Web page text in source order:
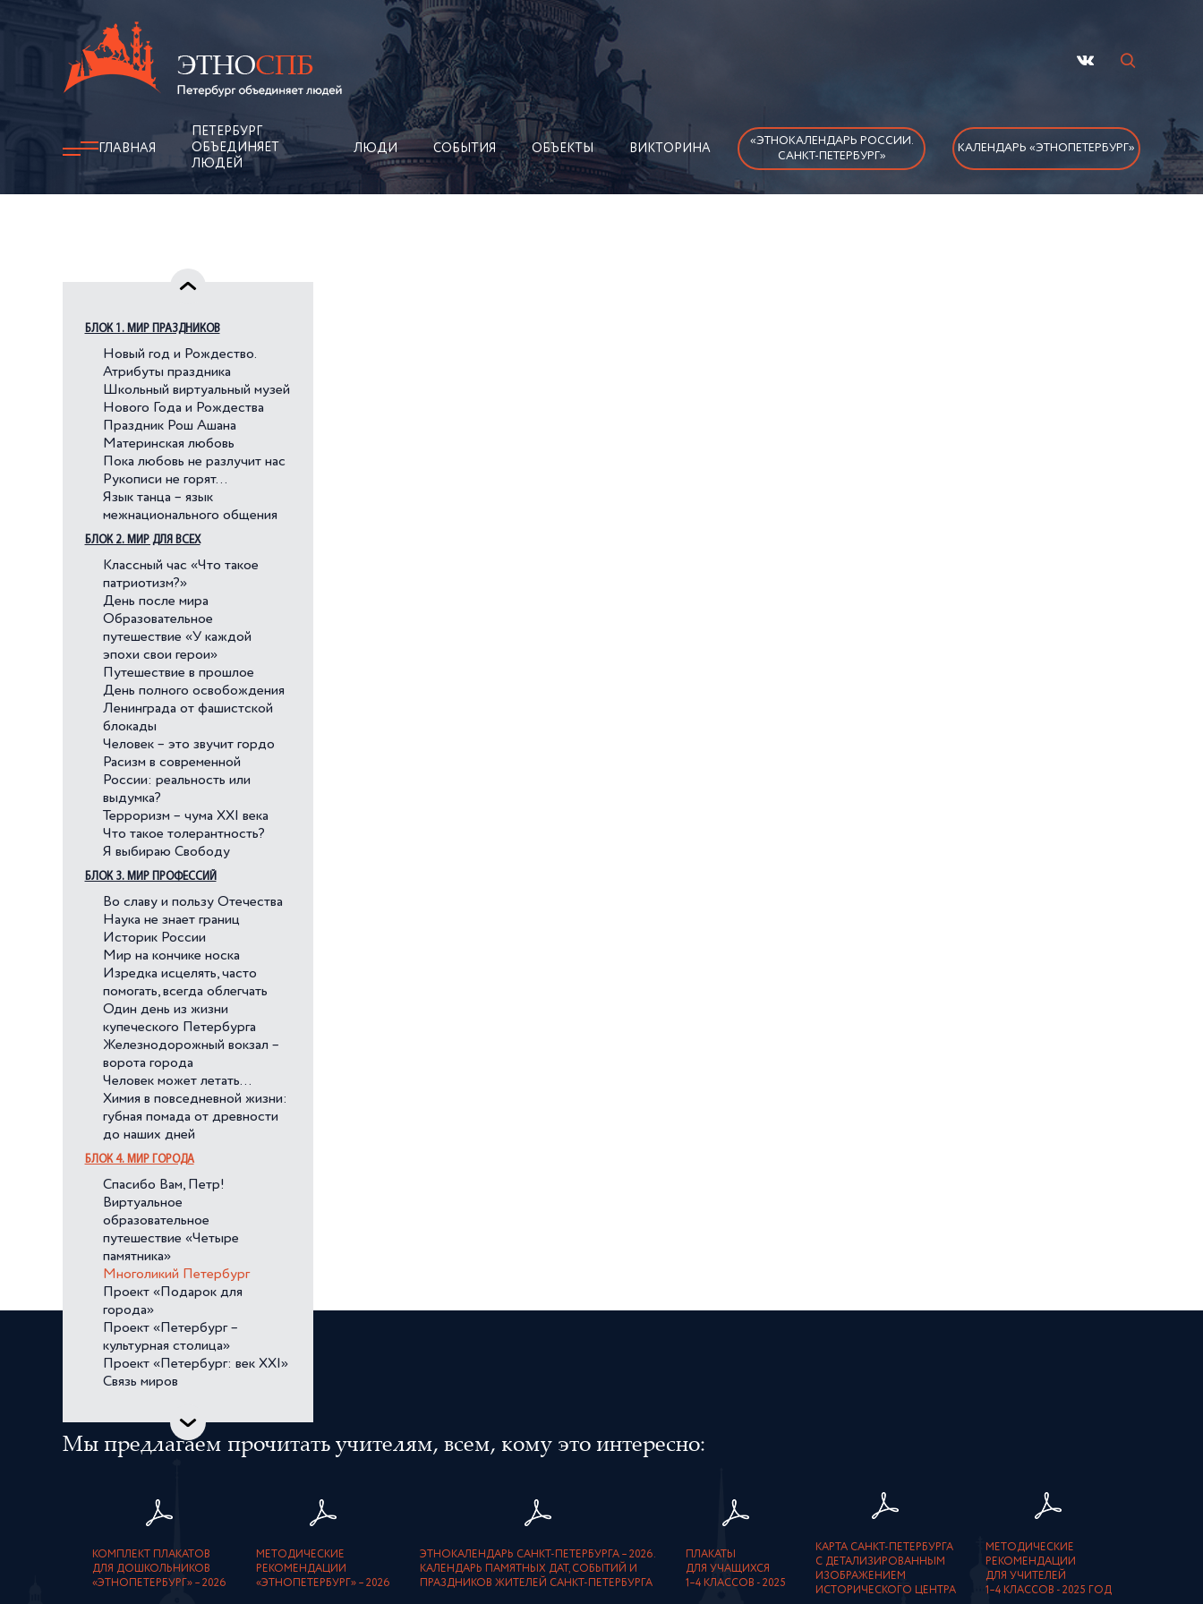
ГЛАВНАЯ
ПЕТЕРБУРГ
ОБЪЕДИНЯЕТ
ЛЮДЕЙ
ЛЮДИ СОБЫТИЯ ОБЪЕКТЫ ВИКТОРИНА
«ЭТНОКАЛЕНДАРЬ РОССИИ.
САНКТ-ПЕТЕРБУРГ»
КАЛЕНДАРЬ «ЭТНОПЕТЕРБУРГ»
БЛОК 1. МИР ПРАЗДНИКОВ
Новый год и Рождество.
Атрибуты праздника
Школьный виртуальный музей
Нового Года и Рождества
Праздник Рош Ашана
Материнская любовь
Пока любовь не разлучит нас
Рукописи не горят…
Язык танца – язык
межнационального общения
БЛОК 2. МИР ДЛЯ ВСЕХ
Классный час «Что такое
патриотизм?»
День после мира
Образовательное
путешествие «У каждой
эпохи свои герои»
Путешествие в прошлое
День полного освобождения
Ленинграда от фашистской
блокады
Человек – это звучит гордо
Расизм в современной
России: реальность или
выдумка?
Терроризм – чума XXI века
Что такое толерантность?
Я выбираю Свободу
БЛОК 3. МИР ПРОФЕССИЙ
Во славу и пользу Отечества
Наука не знает границ
Историк России
Мир на кончике носка
Изредка исцелять, часто
помогать, всегда облегчать
Один день из жизни
купеческого Петербурга
Железнодорожный вокзал –
ворота города
Человек может летать…
Химия в повседневной жизни:
губная помада от древности
до наших дней
БЛОК 4. МИР ГОРОДА
Спасибо Вам, Петр!
Виртуальное
образовательное
путешествие «Четыре
памятника»
Многоликий Петербург
Проект «Подарок для
города»
Проект «Петербург –
культурная столица»
Проект «Петербург: век XXI»
Связь миров
Мы предлагаем прочитать учителям, всем, кому это интересно:
КОМПЛЕКТ ПЛАКАТОВ
ДЛЯ ДОШКОЛЬНИКОВ
«ЭТНОПЕТЕРБУРГ» – 2026
МЕТОДИЧЕСКИЕ
РЕКОМЕНДАЦИИ
«ЭТНОПЕТЕРБУРГ» – 2026
ЭТНОКАЛЕНДАРЬ САНКТ-ПЕТЕРБУРГА – 2026.
КАЛЕНДАРЬ ПАМЯТНЫХ ДАТ, СОБЫТИЙ И
ПРАЗДНИКОВ ЖИТЕЛЕЙ САНКТ-ПЕТЕРБУРГА
ПЛАКАТЫ
ДЛЯ УЧАЩИХСЯ
1–4 КЛАССОВ - 2025
КАРТА САНКТ-ПЕТЕРБУРГА
С ДЕТАЛИЗИРОВАННЫМ
ИЗОБРАЖЕНИЕМ
ИСТОРИЧЕСКОГО ЦЕНТРА
МЕТОДИЧЕСКИЕ
РЕКОМЕНДАЦИИ
ДЛЯ УЧИТЕЛЕЙ
1–4 КЛАССОВ - 2025 ГОД